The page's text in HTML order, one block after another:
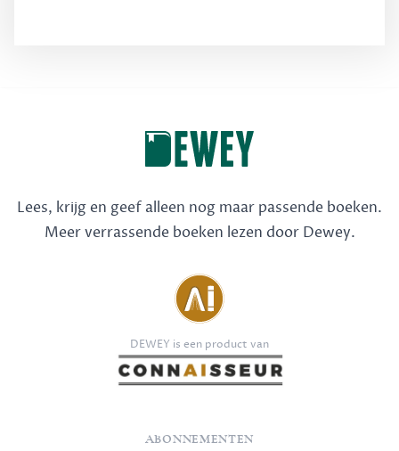
Lees, krijg en geef alleen nog maar passende boeken.
Meer verrassende boeken lezen door Dewey.
DEWEY is een product van
ABONNEMENTEN